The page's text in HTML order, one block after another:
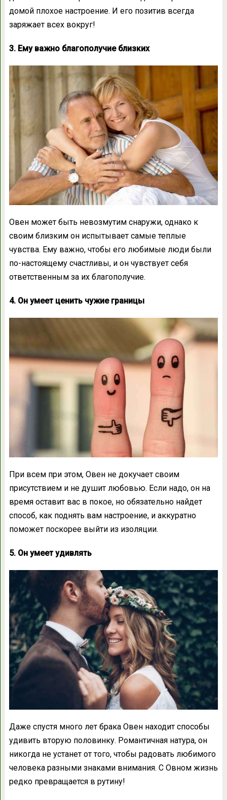
домой плохое настроение. И его позитив всегда
заряжает всех вокруг!
3. Ему важно благополучие близких
Овен может быть невозмутим снаружи, однако к
своим близким он испытывает самые теплые
чувства. Ему важно, чтобы его любимые люди были
по-настоящему счастливы, и он чувствует себя
ответственным за их благополучие.
4. Он умеет ценить чужие границы
При всем при этом, Овен не докучает своим
присутствием и не душит любовью. Если надо, он на
время оставит вас в покое, но обязательно найдет
способ, как поднять вам настроение, и аккуратно
поможет поскорее выйти из изоляции.
5. Он умеет удивлять
Даже спустя много лет брака Овен находит способы
удивить вторую половинку. Романтичная натура, он
никогда не устанет от того, чтобы радовать любимого
человека разными знаками внимания. С Овном жизнь
редко превращается в рутину!